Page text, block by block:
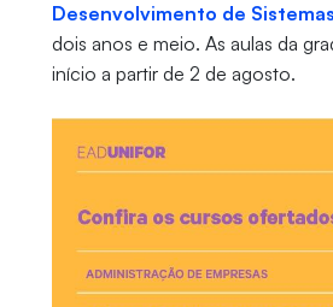
Desenvolvimento de Sistemas
dois anos e meio. As aulas da
início a partir de 2 de agosto.